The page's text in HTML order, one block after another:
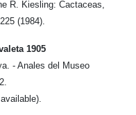
R. Kiesling: Cactaceas,
(1984).
1905
- Anales del Museo